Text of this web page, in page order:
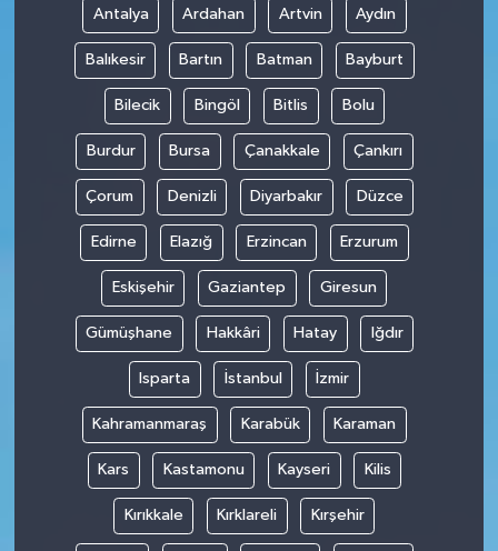
Antalya Ardahan Artvin Aydın
Balıkesir Bartın Batman Bayburt
Bilecik Bingöl Bitlis Bolu
Burdur Bursa Çanakkale Çankırı
Çorum Denizli Diyarbakır Düzce
Edirne Elazığ Erzincan Erzurum
Eskişehir Gaziantep Giresun
Gümüşhane Hakkâri Hatay Iğdır
Isparta İstanbul İzmir
Kahramanmaraş Karabük Karaman
Kars Kastamonu Kayseri Kilis
Kırıkkale Kırklareli Kırşehir